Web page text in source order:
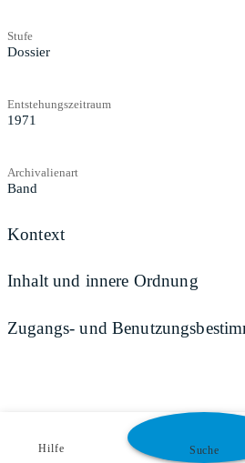
Stufe
Dossier
Entstehungszeitraum
1971
Archivalienart
Band
Kontext
Inhalt und innere Ordnung
Zugangs- und
Hilfe Suche